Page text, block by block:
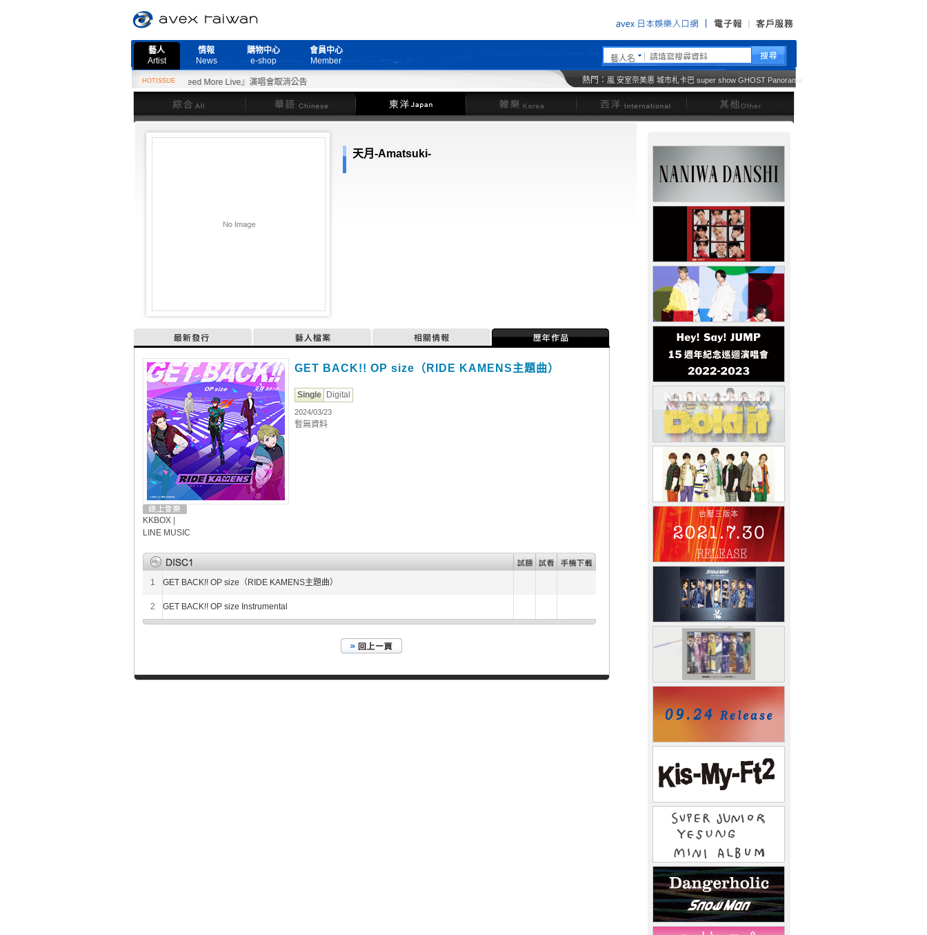
藝人
Artist
情報
News
購物中心
e-shop
會員中心
Member
藝人名
HOTISSUE
2月27日『Need More Live』演唱會取消公告 熱門： 嵐 安室奈美惠 城市札卡巴 super show GHOST Panorama
綜合 華語 東洋 韓樂 其他
天月-Amatsuki-
最新發行 藝人檔案 相關情報 歷年作品
KKBOX
LINE MUSIC
GET BACK!! OP size（RIDE KAMENS主題曲）
Single Digital
2024/03/23
暫無資料
1 GET BACK!! OP size（RIDE KAMENS主題曲）
2 GET BACK!! OP size Instrumental